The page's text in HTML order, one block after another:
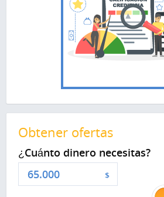
Obtener ofertas
¿Cuánto dinero necesitas?
$